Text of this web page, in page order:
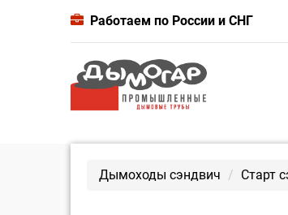
Работаем по России и СНГ
Дымоходы сэндвич Старт